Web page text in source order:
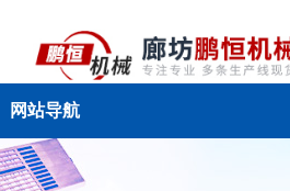
网站导航